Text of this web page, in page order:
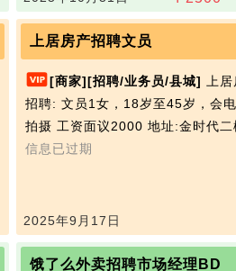
上居房产招聘文员
[商家][招聘/业务员/县城]
上
招聘: 文员1女，18岁至45岁，会电
拍摄 工资面议2000 地址:金时代二
信息已过期
2025年9月17日
饿了么外卖招聘市场经理BD